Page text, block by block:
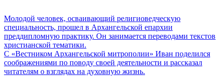
Молодой человек, осваивающий религиоведческую
специальность, прошел в Архангельской епархии
преддипломную практику. Он занимается переводами текстов
христианской тематики.
С «Вестником Архангельской митрополии» Иван поделился
соображениями по поводу своей деятельности и рассказал
читателям о взглядах на духовную жизнь.